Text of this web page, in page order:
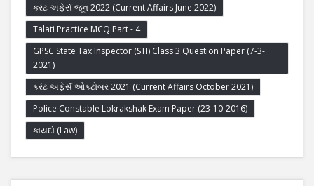
કરંટ અફેર્સ જૂન 2022 (Current Affairs June 2022)
Talati Practice MCQ Part - 4
GPSC State Tax Inspector (STI) Class 3 Question Paper (7-3-
2021)
કરંટ અફેર્સ ઓક્ટોબર 2021 (Current Affairs October 2021)
Police Constable Lokrakshak Exam Paper (23-10-2016)
કાયદો (Law)